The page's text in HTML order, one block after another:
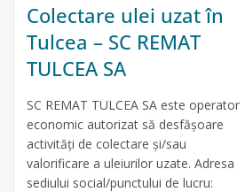
Colectare ulei uzat în
Tulcea – SC REMAT
TULCEA SA
SC REMAT TULCEA SA este operator
economic autorizat să desfăşoare
activităţi de colectare şi/sau
valorificare a uleiurilor uzate. Adresa
sediului social/punctului de lucru: